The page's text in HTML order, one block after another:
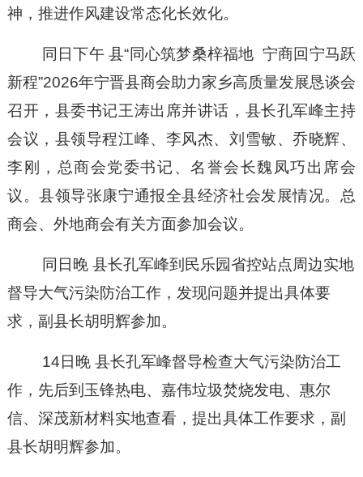
神，推进作风建设常态化长效化。
同 日下午 县“同心筑梦桑梓福地 宁商回宁马跃
新程”2026年宁晋县商会助力家乡高质量发展恳谈会
召开，县委书记王涛出席并讲话，县长孔军峰主持
会议，县领导程江峰、李风杰、刘雪敏、乔晓辉、
李刚，总商会党委书记、名誉会长魏凤巧出席会
议。县领导张康宁通报全县经济社会发展情况。总
商会、外地商会有关方面参加会议。
同 日晚 县长孔军峰到民乐园省控站点周边实地
督导大气污染防治工作，发现问题并提出具体要
求 ， 副县长胡明辉参加。
14日晚 县长孔军峰督导检查大气污染防治工
作，先后到玉锋热电、嘉伟垃圾焚烧发电、惠尔
信、深茂新材料实地查看，提出具体工作要求 ， 副
县长胡明辉参加。